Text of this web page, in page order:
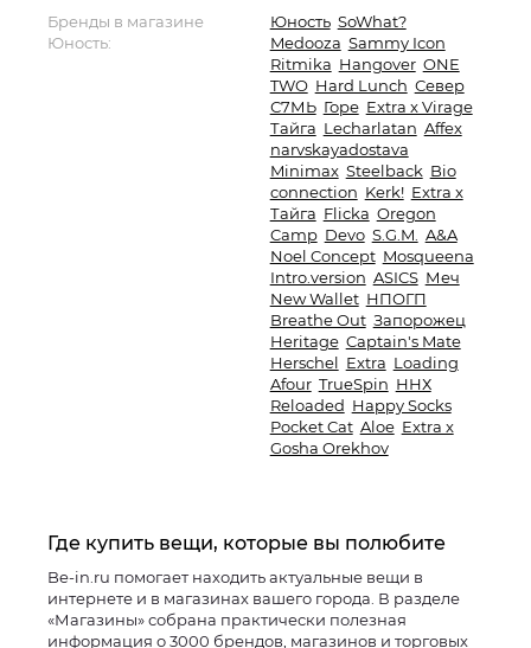
Бренды в магазине
Юность:
Юность SoWhat?
Medooza Sammy Icon
Ritmika Hangover ONE
TWO Hard Lunch Север
С7МЬ Горе Extra x Viragе
Тайга Lecharlatan Affex
narvskayadostava
Minimax Steelback Bio
connection Kerk! Extra x
Тайга Flicka Oregon
Camp Devo S.G.M.
A&A
Noel Concept Mosqueena
Intro.version ASICS Меч
New Wallet НПОГП
Breathe Out Запорожец
Heritage Captain's Mate
Herschel Extra Loading
Afour TrueSpin ННХ
Reloaded Happy Socks
Pocket Cat Aloe Extra x
Gosha Orekhov
Где купить вещи, которые вы полюбите
Be-in.ru помогает находить актуальные вещи в
интернете и в магазинах вашего города. В разделе
«Магазины» собрана практически полезная
информация о 3000 брендов, магазинов и торговых